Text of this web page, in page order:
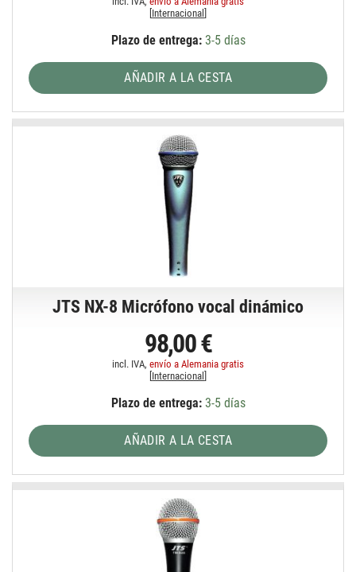
Internacional
Plazo de entrega:3-5 días
AÑADIR A LA CESTA
JTS NX-8 Micrófono vocal dinámico
98,00 €
incl. IVA,envío a Alemania gratis
Internacional
Plazo de entrega:3-5 días
AÑADIR A LA CESTA